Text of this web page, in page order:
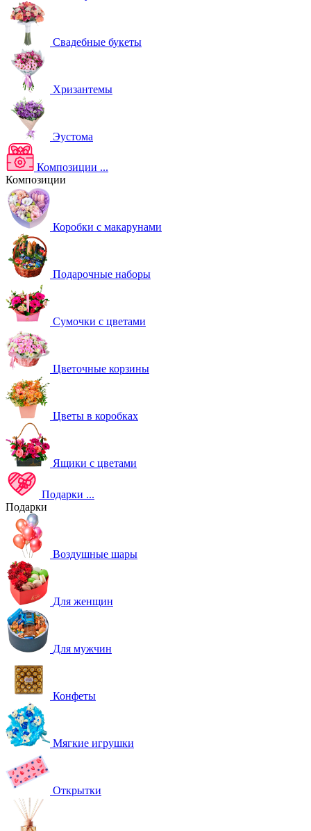
Свадебные букеты
Хризантемы
Эустома
Композиции ...
Композиции
Коробки с макарунами
Подарочные наборы
Сумочки с цветами
Цветочные корзины
Цветы в коробках
Ящики с цветами
Подарки ...
Подарки
Воздушные шары
Для женщин
Для мужчин
Конфеты
Мягкие игрушки
Открытки